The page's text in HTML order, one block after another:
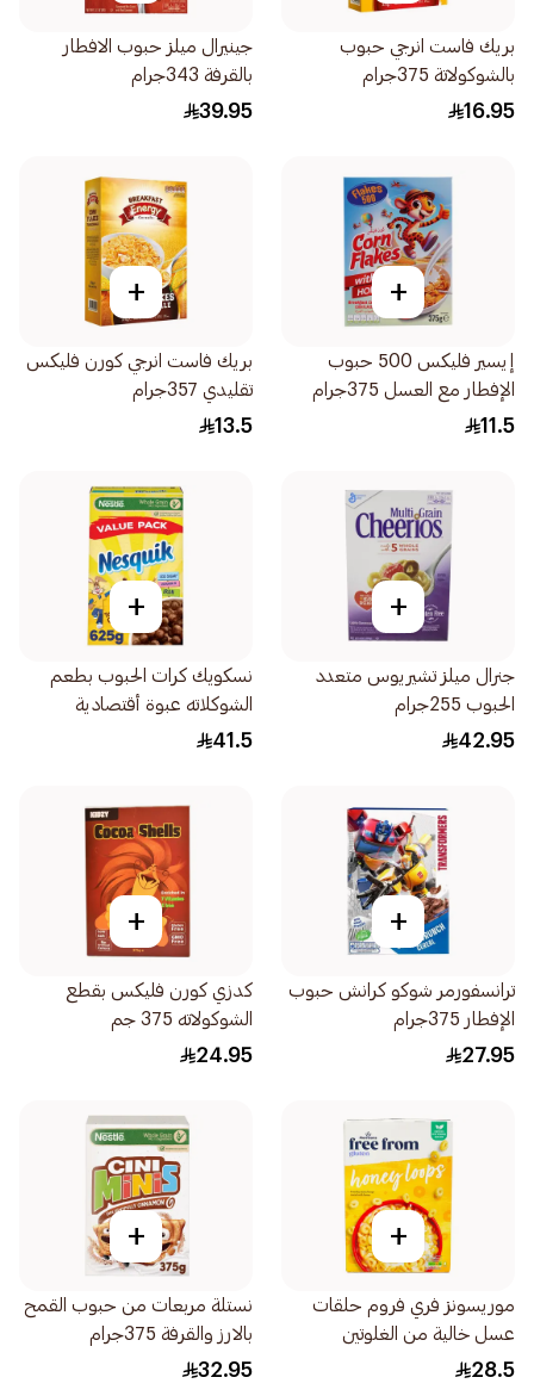
بريك فاست انرجي حبوب
بالشوكولاتة 375جرام
16.95
جينيرال ميلز حبوب الافطار
بالقرفة 343جرام
39.95
+
إيسير فليكس 500 حبوب
الإفطار مع العسل 375جرام
11.5
+
بريك فاست انرجي كورن فليكس
تقليدي 357جرام
13.5
+
جنرال ميلز تشيريوس متعدد
الحبوب 255جرام
42.95
+
نسكويك كرات الحبوب بطعم
الشوكلاته عبوة أقتصادية
625جرام
41.5
+
ترانسفورمر شوكو كرانش حبوب
الإفطار 375جرام
27.95
+
كدزي كورن فليكس بقطع
الشوكولاته 375 جم
24.95
+
موريسونز فري فروم حلقات
عسل خالية من الغلوتين
300جرام
28.5
+
نستلة مربعات من حبوب القمح
بالارز والقرفة 375جرام
32.95